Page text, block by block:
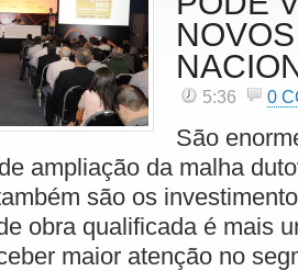
5:36 0
São
ampliação da malha
são os
obra qualificada é mais
maior atenção no